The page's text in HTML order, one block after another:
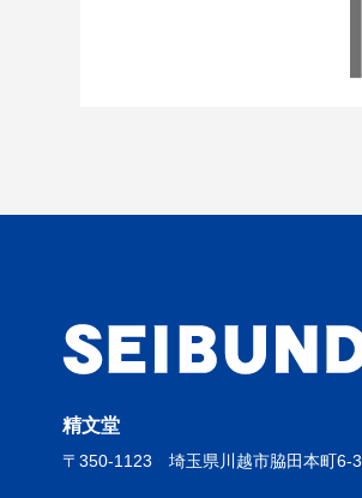
精文堂
〒350-1123 埼玉県川越市脇田本町6-3